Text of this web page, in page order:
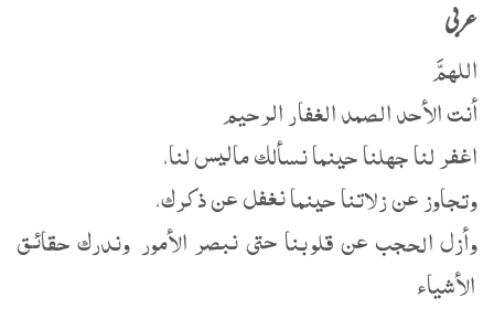
عربی
اللهمَّ
أنت الأحد الصمد الغفار الرحيم
اغفر لنا جهلنا حينما نسألك ماليس لنا،
وتجاوز عن زلاتنا حينما نغفل عن ذكرك،
وأزل الحجب عن قلوبنا حتى نبصر الأمور وندرك حقائق
الأشياء